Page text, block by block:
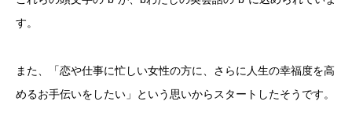
す。
また、「恋や仕事に忙しい女性の方に、さらに人生の幸福度を高
めるお手伝いをしたい」という思いからスタートしたそうです。